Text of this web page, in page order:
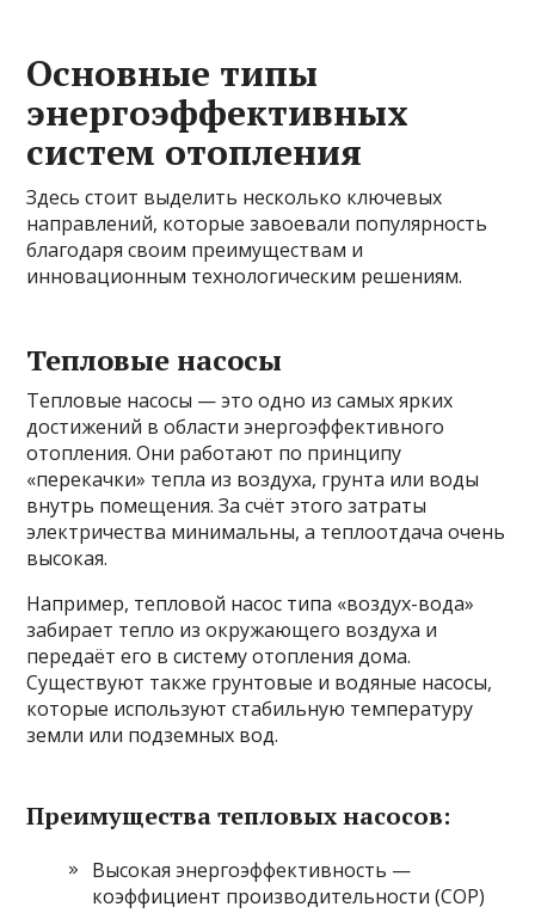
Основные типы
энергоэффективных
систем отопления
Здесь стоит выделить несколько ключевых
направлений, которые завоевали популярность
благодаря своим преимуществам и
инновационным технологическим решениям.
Тепловые насосы
Тепловые насосы — это одно из самых ярких
достижений в области энергоэффективного
отопления. Они работают по принципу
«перекачки» тепла из воздуха, грунта или воды
внутрь помещения. За счёт этого затраты
электричества минимальны, а теплоотдача очень
высокая.
Например, тепловой насос типа «воздух-вода»
забирает тепло из окружающего воздуха и
передаёт его в систему отопления дома.
Существуют также грунтовые и водяные насосы,
которые используют стабильную температуру
земли или подземных вод.
Преимущества тепловых насосов:
Высокая энергоэффективность —
коэффициент производительности (COP)